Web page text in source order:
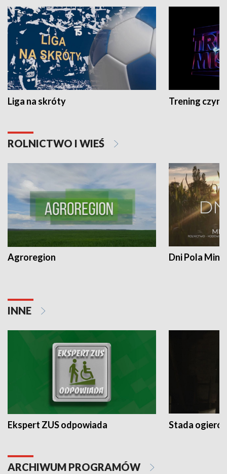
Liga na skróty Trening czyni
ROLNICTWO I WIEŚ
Agroregion Dni Pola
INNE
Ekspert ZUS odpowiada Stada
ARCHIWUM PROGRAMÓW